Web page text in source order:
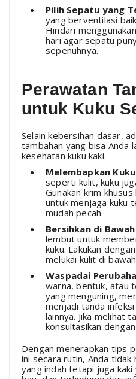
Pilih Sepatu yang
yang berventilasi
Hindari
hari agar sepatu
sepenuhnya.
Perawatan
untuk Kuku
Selain kebersihan dasar,
tambahan yang bisa Anda
kesehatan kuku kaki.
Melembapkan
seperti kulit, kuku
Gunakan krim
untuk menjaga kuku
mudah pecah.
Bersihkan di
lembut untuk
kuku. Lakukan
melukai kulit di
Waspadai
warna, bentuk, atau
yang menguning,
menjadi tanda
lainnya. Jika melihat
konsultasikan
Dengan menerapkan tips
ini secara rutin, Anda tidak
yang indah tetapi juga